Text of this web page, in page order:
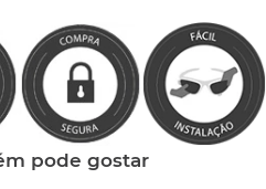
pode gostar